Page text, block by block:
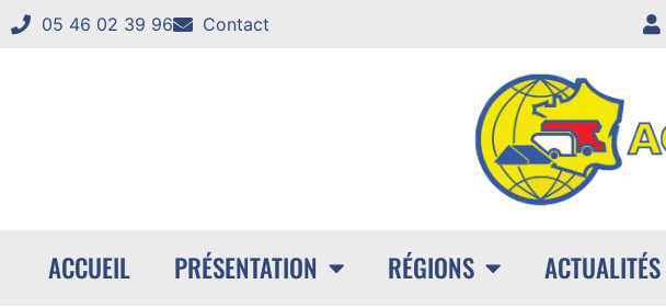
05 46 02 39 96 Contact
ACCUEIL PRÉSENTATION RÉGIONS ACTUALITÉS